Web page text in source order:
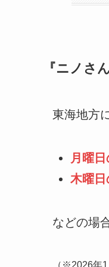
『ニノさ
東海地方
月曜
木曜日
などの場